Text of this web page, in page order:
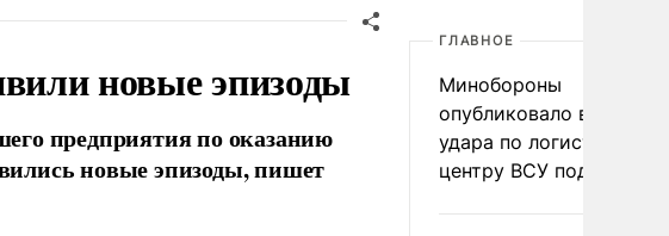
новые эпизоды
предприятия по оказанию
новые эпизоды, пишет
ГЛАВНОЕ
Минобороны
опубликовало видео
удара по
центру ВСУ под Киевом